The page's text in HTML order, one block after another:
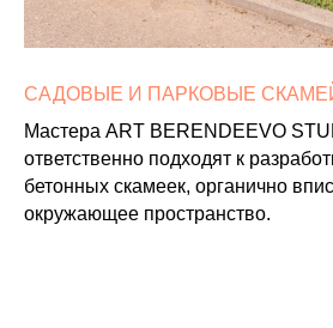
САДОВЫЕ И ПАРКОВЫЕ
Мастера ART BERENDEEVO
ответственно подходят к
бетонных скамеек, органично
окружающее пространство.